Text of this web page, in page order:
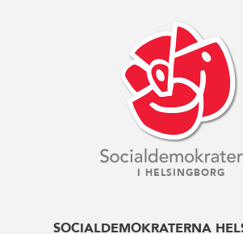
I HELSINGBORG
SOCIALDEMOKRATERNA